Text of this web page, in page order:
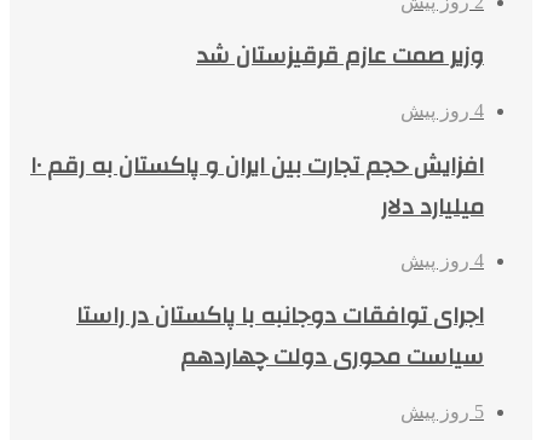
وزیر صمت عازم قرقیزستان شد
4 روز پیش
افزایش حجم تجارت بین ایران و پاکستان به رقم ۱۰
میلیارد دلار
4 روز پیش
اجرای توافقات دوجانبه با پاکستان در راستا
سیاست محوری دولت چهاردهم
5 روز پیش